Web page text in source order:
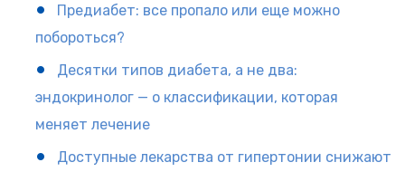
Предиабет: все пропало или еще можно
побороться?
Десятки типов диабета, а не два:
эндокринолог — о классификации, которая
меняет лечение
Доступные лекарства от гипертонии снижают